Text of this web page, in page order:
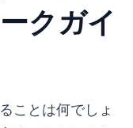
クガイ
ことは何でしょ